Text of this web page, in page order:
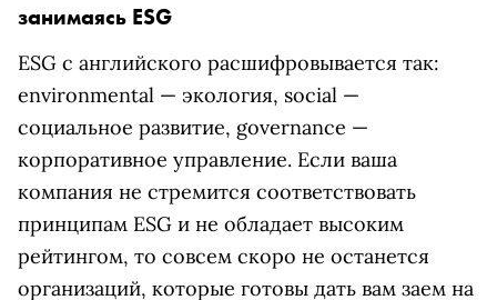
занимаясь ESG
ESG с английского расшифровывается так:
environmental — экология, social —
социальное развитие, governance —
корпоративное управление. Если ваша
компания не стремится соответствовать
принципам ESG и не обладает высоким
рейтингом, то совсем скоро не останется
организаций, которые готовы дать вам заем на